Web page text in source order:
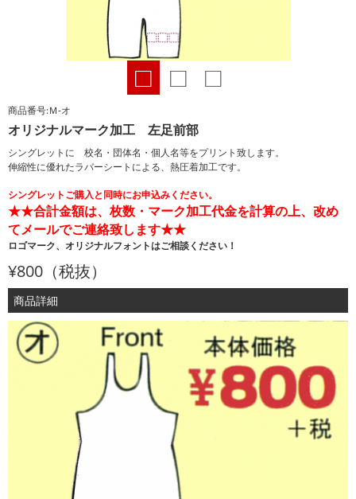
□ □ □
商品番号:Ｍ-オ
オリジナルマーク加工 左足前部
シングレットに 校名・団体名・個人名等をプリント致します。
伸縮性に優れたラバーシートによる、熱圧着加工です。
シングレットご購入と同時にお申込みください。
★★合計金額は、枚数・マーク加工代金を計算の上、改め
てメールでご連絡致します★★
ロゴマーク、オリジナルフォントはご相談ください！
¥800（税抜）
商品詳細